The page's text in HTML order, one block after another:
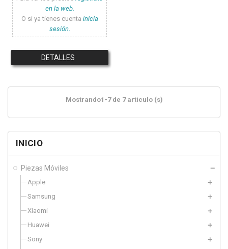
INICIO
Piezas Móviles
Apple
Samsung
Xiaomi
Huawei
Sony
en la web.
O si ya tienes cuenta inicia
sesión.
DETALLES
Mostrando1-7 de 7 artículo (s)